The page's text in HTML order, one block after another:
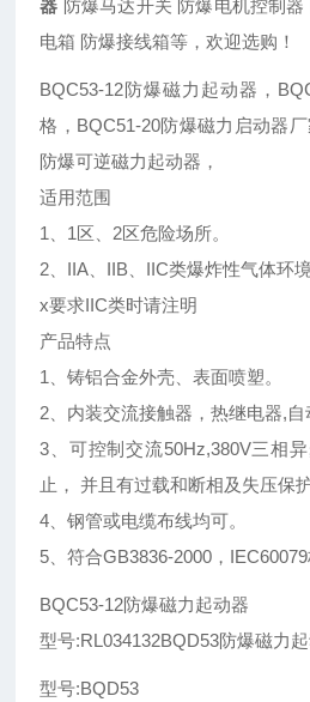
器 防爆马达开关 防爆电机控制
电箱 防爆接线箱等，欢迎选购！
BQC53-12防爆磁力起动器，
格，BQC51-20防爆磁力启动器
防爆可逆磁力起动器，
适用范围
1、1区、2区危险场所。
2、IIA、IIB、IIC类爆炸性气体环境
x要求IIC类时请注明
产品特点
1、铸铝合金外壳、表面喷塑。
2、内装交流接触器，热继电器,自
3、可控制交流50Hz,380V三相
止， 并且有过载和断相及失压保护
4、钢管或电缆布线均可。
5、符合GB3836-2000，IEC60079
BQC53-12防爆磁力起动器
型号:RL034132BQD53防爆磁力
型号:BQD53